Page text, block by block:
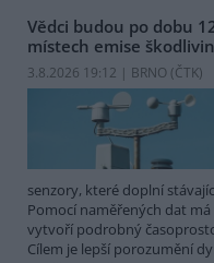
Vědci budou po dobu
místech emise škodlivin
3.8.2026 19:12 | BRNO (ČTK)
senzory, které doplní
Pomocí naměřených dat
vytvoří podrobný
Cílem je lepší porozumění